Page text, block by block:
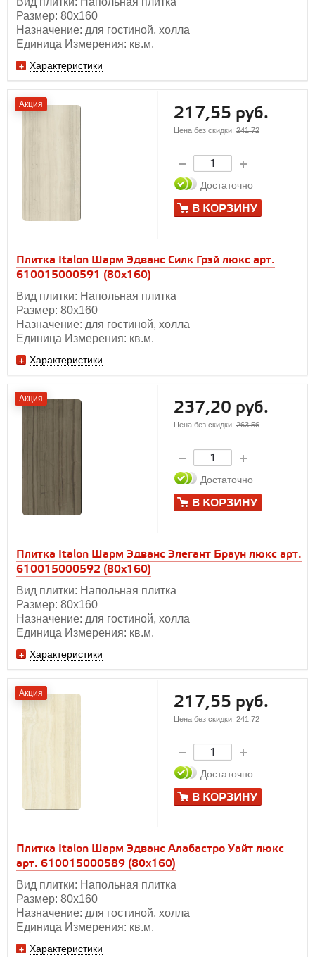
Размер: 80х160
Назначение: для гостиной, холла
Единица Измерения: кв.м.
Характеристики
Акция
Плитка Italon Шарм Эдванс Силк Грэй люкс арт.
610015000591 (80x160)
Вид плитки: Напольная плитка
Размер: 80х160
Назначение: для гостиной, холла
Единица Измерения: кв.м.
Характеристики
217,55 руб.
Цена без скидки: 241.72
Достаточно
В КОРЗИНУ
Акция
Плитка Italon Шарм Эдванс Элегант Браун люкс арт.
610015000592 (80x160)
Вид плитки: Напольная плитка
Размер: 80х160
Назначение: для гостиной, холла
Единица Измерения: кв.м.
Характеристики
237,20 руб.
Цена без скидки: 263.56
Достаточно
В КОРЗИНУ
Акция
Плитка Italon Шарм Эдванс Алабастро Уайт люкс
арт. 610015000589 (80x160)
Вид плитки: Напольная плитка
Размер: 80х160
Назначение: для гостиной, холла
Единица Измерения: кв.м.
Характеристики
217,55 руб.
Цена без скидки: 241.72
Достаточно
В КОРЗИНУ